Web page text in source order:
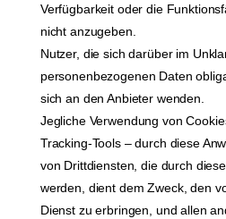
Verfügbarkeit oder die
nicht anzugeben.
Nutzer, die sich darüber im
personenbezogenen Daten
sich an den Anbieter wenden.
Jegliche Verwendung von
Tracking-Tools – durch diese
von Drittdiensten, die durch
werden, dient dem Zweck, den
Dienst zu erbringen, und allen